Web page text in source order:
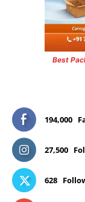
Best
194,000
27,500
628